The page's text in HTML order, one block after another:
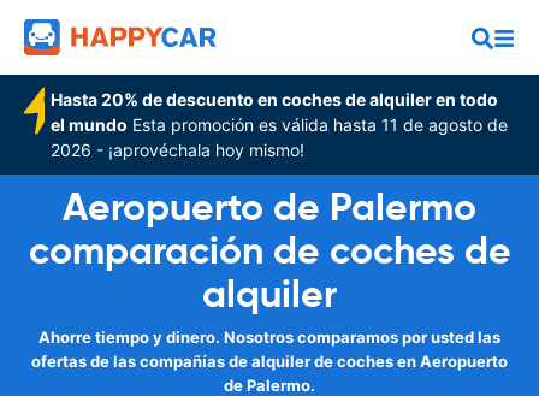
Hasta 20% de descuento en coches de alquiler en todo
el mundo Esta promoción es válida hasta 11 de agosto de
2026 - ¡aprovéchala hoy mismo!
Aeropuerto de Palermo
comparación de coches de
alquiler
Ahorre tiempo y dinero. Nosotros comparamos por usted las
ofertas de las compañías de alquiler de coches en Aeropuerto
de Palermo.